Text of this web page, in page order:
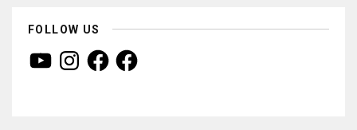
FOLLOW US
Y
o
n
F
a
F
a